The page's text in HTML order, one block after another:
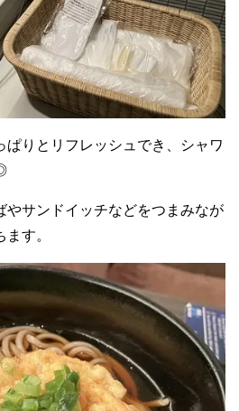
ぱりとリフレッシュでき、シャワ
やサンドイッチなどをつまみなが
す。